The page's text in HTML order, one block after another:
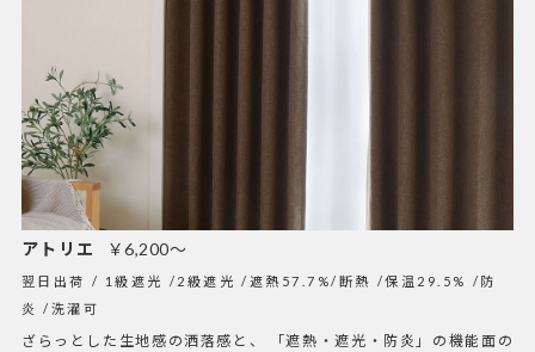
アトリエ ￥6,200～
翌日出荷 1級遮光 2級遮光 遮熱57.7%/断熱 保温29.5%
防
炎
洗濯可
ざらっとした生地感の洒落感と、 「遮熱・遮光・防炎」の機能面の